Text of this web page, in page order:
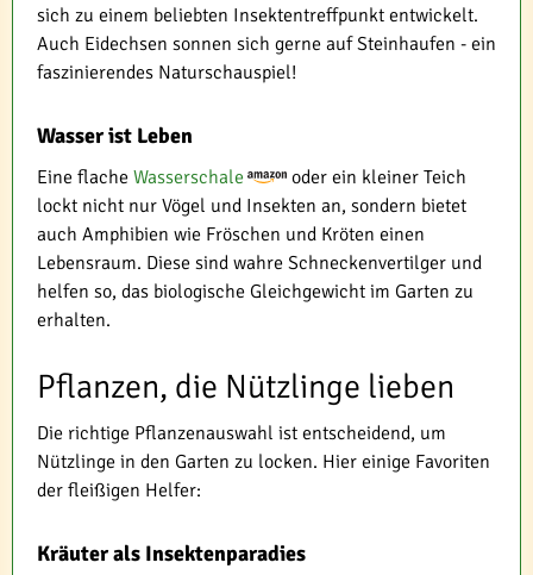
sich zu einem beliebten Insektentreffpunkt entwickelt.
Auch Eidechsen sonnen sich gerne auf Steinhaufen - ein
faszinierendes Naturschauspiel!
Wasser ist Leben
Eine flache Wasserschale
oder ein kleiner Teich
lockt nicht nur Vögel und Insekten an, sondern bietet
auch Amphibien wie Fröschen und Kröten einen
Lebensraum. Diese sind wahre Schneckenvertilger und
helfen so, das biologische Gleichgewicht im Garten zu
erhalten.
Pflanzen, die Nützlinge lieben
Die richtige Pflanzenauswahl ist entscheidend, um
Nützlinge in den Garten zu locken. Hier einige Favoriten
der fleißigen Helfer:
Kräuter als Insektenparadies